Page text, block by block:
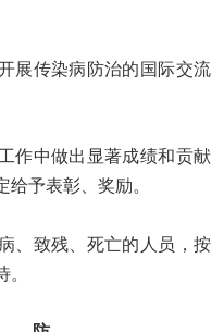
展传染病防治的国际交流
作中做出显著成绩和贡献
予表彰、奖励。
、致残、死亡的人员，按